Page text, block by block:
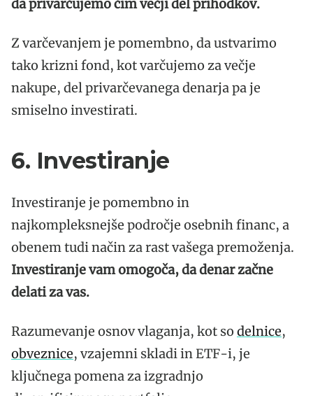
da privarčujemo čim večji del prihodkov.
Z varčevanjem je pomembno, da ustvarimo
tako krizni fond, kot varčujemo za večje
nakupe, del privarčevanega denarja pa je
smiselno investirati.
6. Investiranje
Investiranje je pomembno in
najkompleksnejše področje osebnih financ, a
obenem tudi način za rast vašega premoženja.
Investiranje vam omogoča, da denar začne
delati za vas.
Razumevanje osnov vlaganja, kot so delnice,
obveznice, vzajemni skladi in ETF-i, je
ključnega pomena za izgradnjo